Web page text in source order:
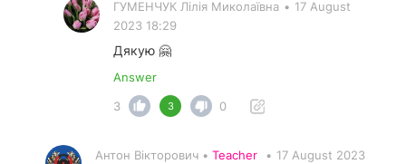
ГУМЕНЧУК Лілія Миколаївна • 17 August
2023 18:29
Дякую 🤗
Answer
3
3 0
Антон Вікторович • Teacher • 17 August 2023